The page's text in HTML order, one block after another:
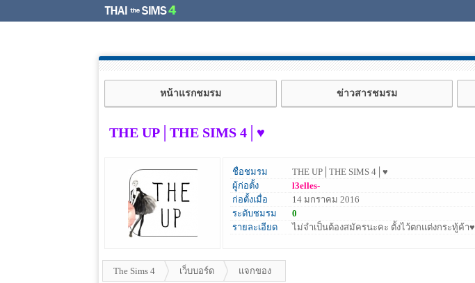
หน้าแรกชมรม ข่าวสารชมรม
THE UP│THE SIMS 4│♥
ชื่อชมรม
THE UP│THE SIMS 4│♥
ผู้ก่อตั้ง
l3elles-
ก่อตั้งเมื่อ
14 มกราคม 2016
ระดับชมรม
0
รายละเอียด
ไม่จำเป็นต้องสมัครนะคะ ตั้งไว้ตกแต่งกระทู้ค้า♥
The Sims 4 เว็บบอร์ด แจกของ